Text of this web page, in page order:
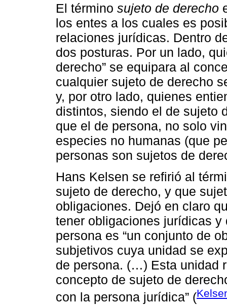
El término sujeto de derecho
los entes a los cuales es
relaciones jurídicas. Dentro
dos posturas. Por un lado,
derecho” se equipara al
cualquier sujeto de derecho
y, por otro lado, quienes
distintos, siendo el de sujeto
que el de persona, no solo
especies no humanas (que
personas son sujetos de
Hans Kelsen se refirió al
sujeto de derecho, y que
obligaciones. Dejó en claro
tener obligaciones jurídicas y
persona es “un conjunto de
subjetivos cuya unidad se
de persona. (…) Esta unidad
concepto de sujeto de
con la persona jurídica” (